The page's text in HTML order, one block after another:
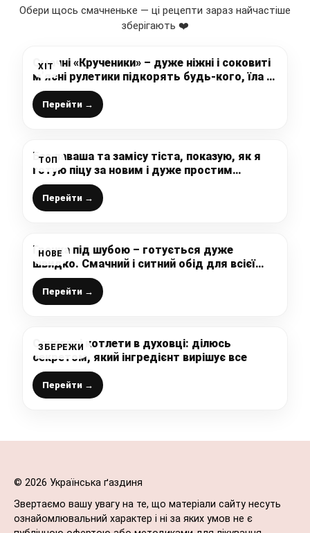
Обери щось смачненьке — ці рецепти зараз найчастіше
зберігають ❤️
ХІТ
Смачні «Крученики» – дуже ніжні і соковиті
м’ясні рулетики підкорять будь-кого, їла б
їх щодня
Перейти →
ТОП
Без лаваша та замісу тіста, показую, як я
готую піцу за новим і дуже простим
рецептом, смачно, легко і швидко
Перейти →
НОВЕ
Гречка під шубою – готується дуже
швидко. Смачний і ситний обід для всієї
родини
Перейти →
ЗБЕРЕЖИ
Соковиті котлети в духовці: ділюсь
секретом, який інгредієнт вирішує все
Перейти →
© 2026 Українська ґаздиня
Звертаємо вашу увагу на те, що матеріали сайту несуть
ознайомлювальний характер і ні за яких умов не є